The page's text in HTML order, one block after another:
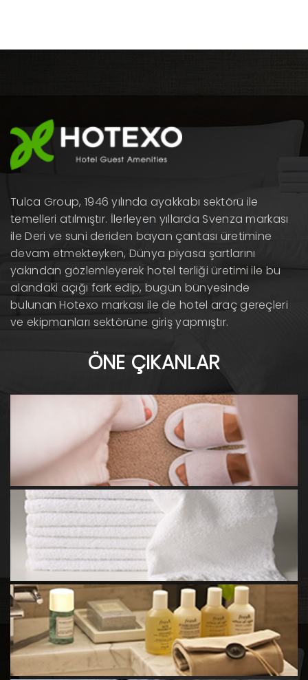
Tulca Group, 1946 yılında ayakkabı sektörü ile
temelleri atılmıştır. İlerleyen yıllarda Svenza markası
ile Deri ve suni deriden bayan çantası üretimine
devam etmekteyken, Dünya piyasa şartlarını
yakından gözlemleyerek hotel terliği üretimi ile bu
alandaki açığı fark edip, bugün bünyesinde
bulunan Hotexo markası ile de hotel araç gereçleri
ve ekipmanları sektörüne giriş yapmıştır.
ÖNE ÇIKANLAR